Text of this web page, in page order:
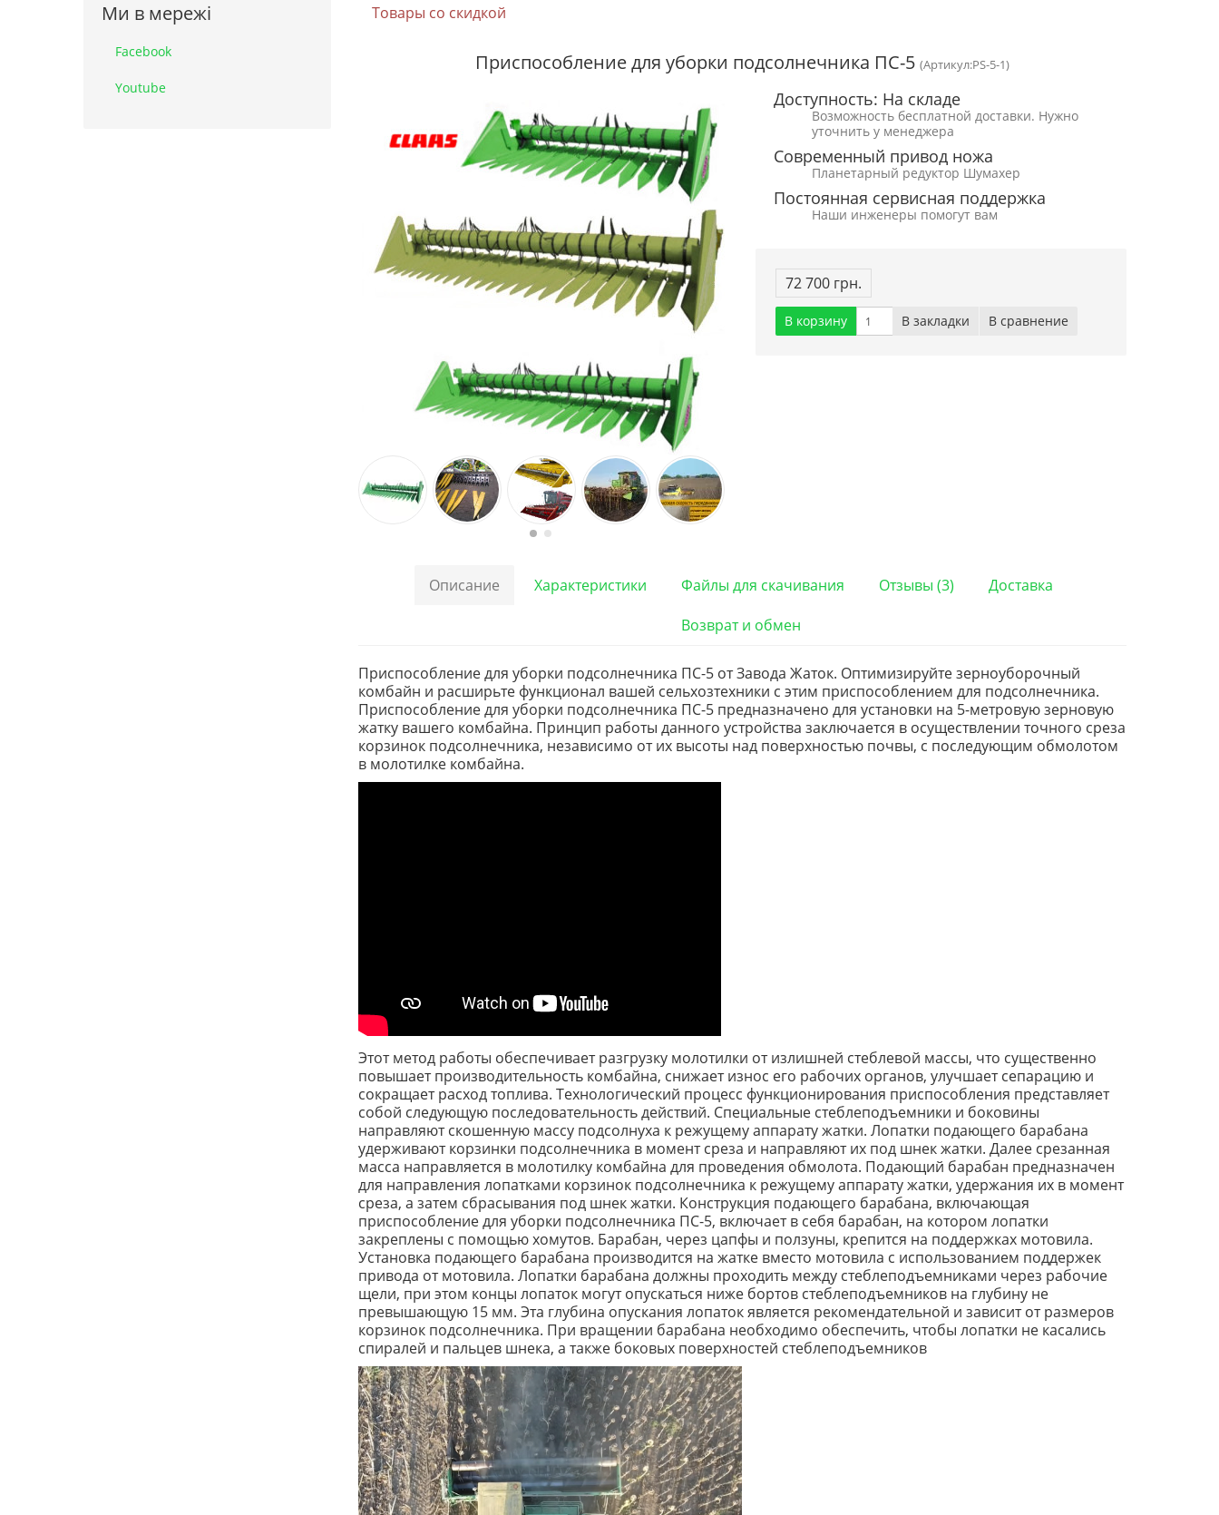
Ми в мережі
Facebook
Youtube
Товары со скидкой
Приспособление для уборки подсолнечника ПС-5 (Артикул:PS-5-1)
Доступность: На складе
Возможность бесплатной доставки. Нужно
уточнить у менеджера
Современный привод ножа
Планетарный редуктор Шумахер
Постоянная сервисная поддержка
Наши инженеры помогут вам
72 700 грн.
В корзину В закладки В сравнение
Описание Характеристики Файлы для скачивания Отзывы (3)
Доставка
Возврат и обмен
Приспособление для уборки подсолнечника ПС-5 от Завода Жаток. Оптимизируйте зерноуборочный
комбайн и расширьте функционал вашей сельхозтехники с этим приспособлением для подсолнечника.
Приспособление для уборки подсолнечника ПС-5 предназначено для установки на 5-метровую зерновую
жатку вашего комбайна. Принцип работы данного устройства заключается в осуществлении точного среза
корзинок подсолнечника, независимо от их высоты над поверхностью почвы, с последующим обмолотом
в молотилке комбайна.
Этот метод работы обеспечивает разгрузку молотилки от излишней стеблевой массы, что существенно
повышает производительность комбайна, снижает износ его рабочих органов, улучшает сепарацию и
сокращает расход топлива. Технологический процесс функционирования приспособления представляет
собой следующую последовательность действий. Специальные стеблеподъемники и боковины
направляют скошенную массу подсолнуха к режущему аппарату жатки. Лопатки подающего барабана
удерживают корзинки подсолнечника в момент среза и направляют их под шнек жатки. Далее срезанная
масса направляется в молотилку комбайна для проведения обмолота. Подающий барабан предназначен
для направления лопатками корзинок подсолнечника к режущему аппарату жатки, удержания их в момент
среза, а затем сбрасывания под шнек жатки. Конструкция подающего барабана, включающая
приспособление для уборки подсолнечника ПС-5, включает в себя барабан, на котором лопатки
закреплены с помощью хомутов. Барабан, через цапфы и ползуны, крепится на поддержках мотовила.
Установка подающего барабана производится на жатке вместо мотовила с использованием поддержек
привода от мотовила. Лопатки барабана должны проходить между стеблеподъемниками через рабочие
щели, при этом концы лопаток могут опускаться ниже бортов стеблеподъемников на глубину не
превышающую 15 мм. Эта глубина опускания лопаток является рекомендательной и зависит от размеров
корзинок подсолнечника. При вращении барабана необходимо обеспечить, чтобы лопатки не касались
спиралей и пальцев шнека, а также боковых поверхностей стеблеподъемников